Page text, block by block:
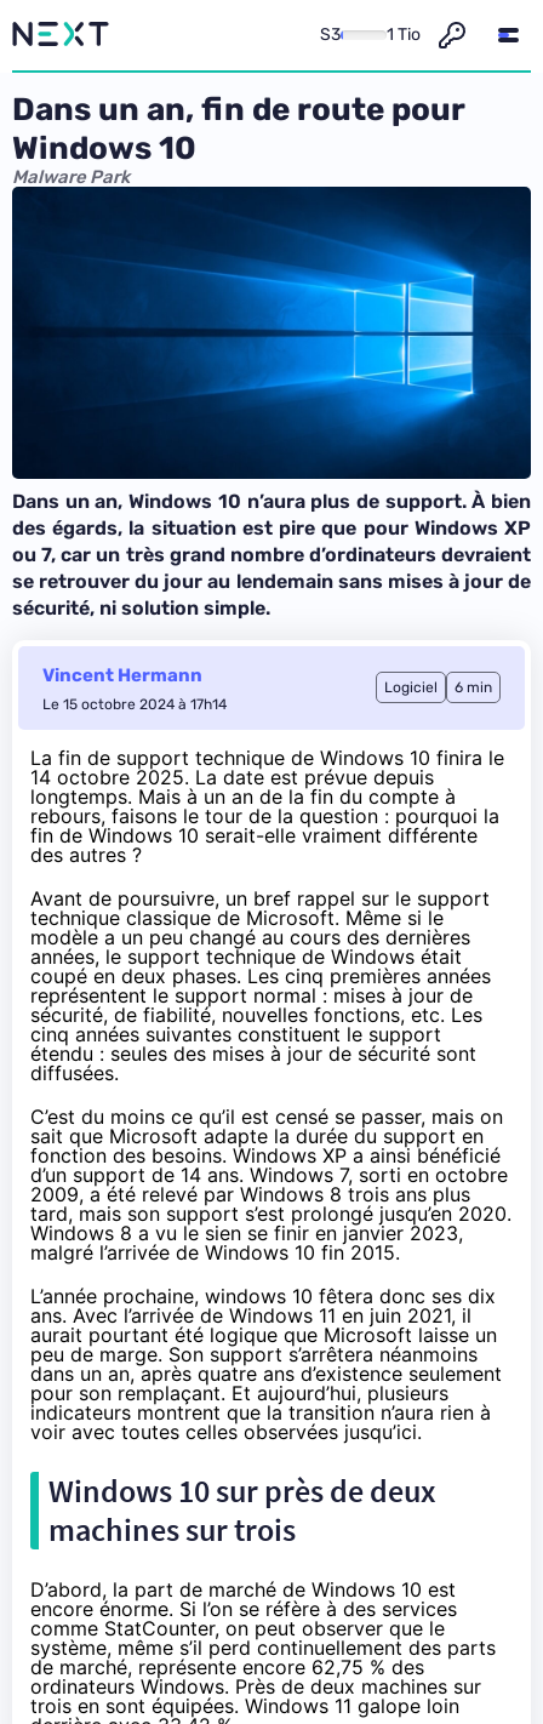
S3 1 Tio
Dans un an, fin de route pour
Windows 10
Malware Park
Dans un an, Windows 10 n’aura plus de support. À bien
des égards, la situation est pire que pour Windows XP
ou 7, car un très grand nombre d’ordinateurs devraient
se retrouver du jour au lendemain sans mises à jour de
sécurité, ni solution simple.
Vincent Hermann
Le 15 octobre 2024 à 17h14
Logiciel 6 min
La fin de support technique de Windows 10 finira le
14 octobre 2025. La date est prévue depuis
longtemps. Mais à un an de la fin du compte à
rebours, faisons le tour de la question : pourquoi la
fin de Windows 10 serait-elle vraiment différente
des autres ?
Avant de poursuivre, un bref rappel sur le support
technique classique de Microsoft. Même si le
modèle a un peu changé au cours des dernières
années, le support technique de Windows était
coupé en deux phases. Les cinq premières années
représentent le support normal : mises à jour de
sécurité, de fiabilité, nouvelles fonctions, etc. Les
cinq années suivantes constituent le support
étendu : seules des mises à jour de sécurité sont
diffusées.
C’est du moins ce qu’il est censé se passer, mais on
sait que Microsoft adapte la durée du support en
fonction des besoins. Windows XP a ainsi bénéficié
d’un support de 14 ans. Windows 7, sorti en octobre
2009, a été relevé par Windows 8 trois ans plus
tard, mais son support s’est prolongé jusqu’en 2020.
Windows 8 a vu le sien se finir en janvier 2023,
malgré l’arrivée de Windows 10 fin 2015.
L’année prochaine, windows 10 fêtera donc ses dix
ans. Avec l’arrivée de Windows 11 en juin 2021, il
aurait pourtant été logique que Microsoft laisse un
peu de marge. Son support s’arrêtera néanmoins
dans un an, après quatre ans d’existence seulement
pour son remplaçant. Et aujourd’hui, plusieurs
indicateurs montrent que la transition n’aura rien à
voir avec toutes celles observées jusqu’ici.
Windows 10 sur près de deux
machines sur trois
D’abord, la part de marché de Windows 10 est
encore énorme. Si l’on se réfère à des services
comme StatCounter, on peut observer que le
système, même s’il perd continuellement des parts
de marché, représente encore 62,75 % des
ordinateurs Windows. Près de deux machines sur
trois en sont équipées. Windows 11 galope loin